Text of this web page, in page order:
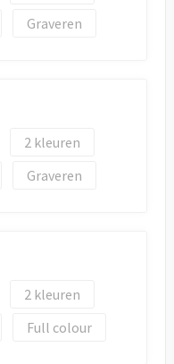
Graveren
2
Graveren
2
Full colour